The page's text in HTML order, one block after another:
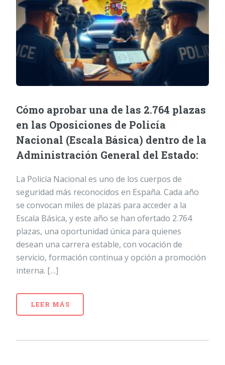
Cómo aprobar una de las 2.764 plazas
en las Oposiciones de Policía
Nacional (Escala Básica) dentro de la
Administración General del Estado:
La Policía Nacional es uno de los cuerpos de
seguridad más reconocidos en España. Cada año
se convocan miles de plazas para acceder a la
Escala Básica, y este año se han ofertado 2.764
plazas, una oportunidad única para quienes
desean una carrera estable, con vocación de
servicio, formación continua y opción a promoción
interna. […]
LEER MÁS